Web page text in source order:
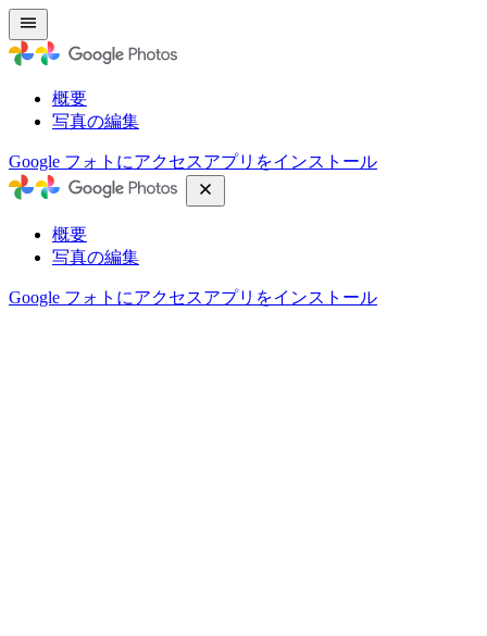
概要
写真の編集
Google フォトにアクセスアプリをインストール
概要
写真の編集
Google フォトにアクセスアプリをインストール